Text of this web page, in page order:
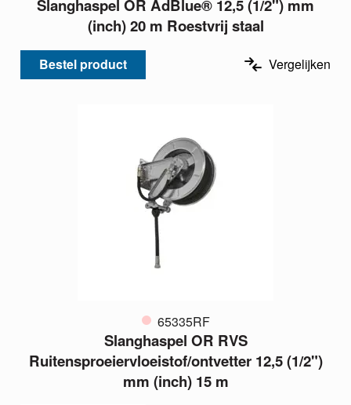
Slanghaspel OR AdBlue® 12,5 (1/2") mm
(inch) 20 m Roestvrij staal
Bestel product Vergelijken
65335RF
Slanghaspel OR RVS
Ruitensproeiervloeistof/ontvetter 12,5 (1/2")
mm (inch) 15 m